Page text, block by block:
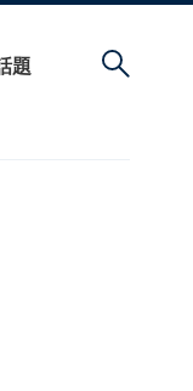
題